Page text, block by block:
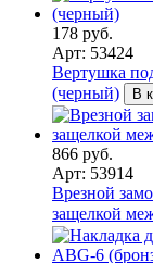
178 руб.
Арт: 53424
Вертушка
(черный)
В
866 руб.
Арт: 53914
Врезной
защелкой